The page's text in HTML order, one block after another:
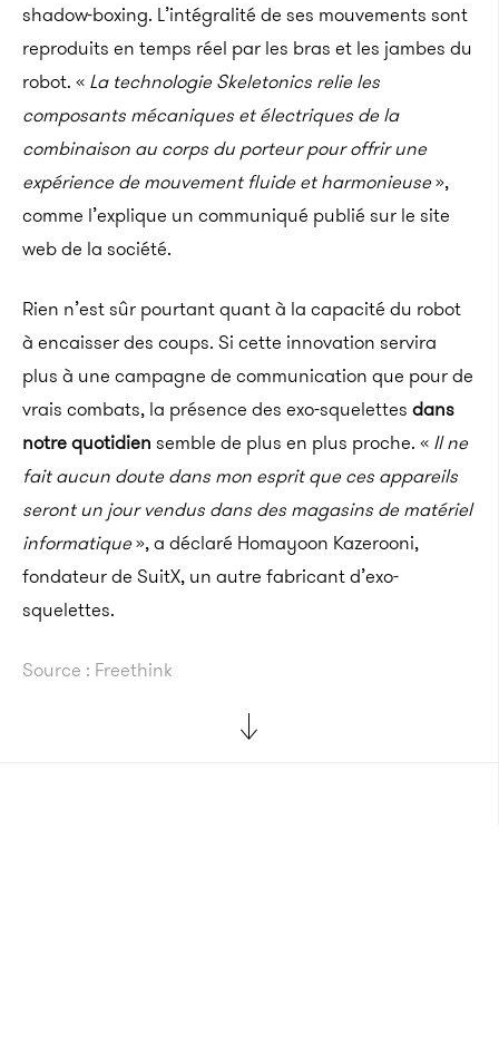
shadow-boxing. L’intégralité de ses mouvements sont
reproduits en temps réel par les bras et les jambes du
robot. « La technologie Skeletonics relie les
composants mécaniques et électriques de la
combinaison au corps du porteur pour offrir une
expérience de mouvement fluide et harmonieuse»,
comme l’explique un communiqué publié sur le site
web de la société.
Rien n’est sûr pourtant quant à la capacité du robot
à encaisser des coups. Si cette innovation servira
plus à une campagne de communication que pour de
vrais combats, la présence des exo-squelettes dans
notre quotidien semble de plus en plus proche. « Il ne
fait aucun doute dans mon esprit que ces appareils
seront un jour vendus dans des magasins de matériel
informatique», a déclaré Homayoon Kazerooni,
fondateur de SuitX, un autre fabricant d’exo-
squelettes.
Source : Freethink